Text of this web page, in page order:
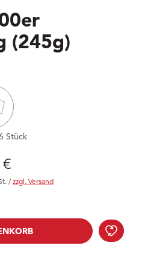
(245g)
Stück
7,99 €
/zzgl. Versand